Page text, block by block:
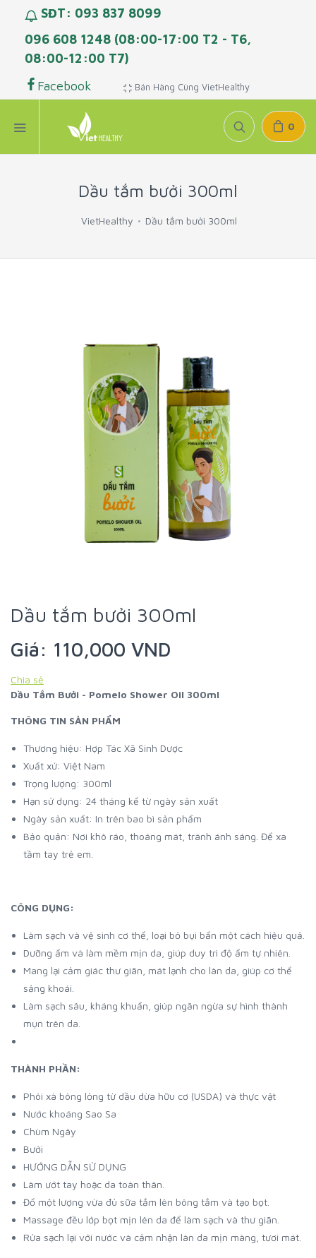
SĐT: 093 837 8099
096 608 1248 (08:00-17:00 T2 - T6,
08:00-12:00 T7)
Facebook
Bán Hàng Cùng VietHealthy
0
Dầu tắm bưởi 300ml
VietHealthy Dầu tắm bưởi 300ml
Dầu tắm bưởi 300ml
Giá: 110,000 VND
Chia sẻ
Dầu Tắm Bưởi - Pomelo Shower Oil 300ml
THÔNG TIN SẢN PHẨM
Thương hiệu: Hợp Tác Xã Sinh Dược
Xuất xứ: Việt Nam
Trọng lượng: 300ml
Hạn sử dụng: 24 tháng kể từ ngày sản xuất
Ngày sản xuất: In trên bao bì sản phẩm
Bảo quản: Nơi khô ráo, thoáng mát, tránh ánh sáng. Để xa
tầm tay trẻ em.
CÔNG DỤNG:
Làm sạch và vệ sinh cơ thể, loại bỏ bụi bẩn một cách hiệu quả.
Dưỡng ẩm và làm mềm mịn da, giúp duy trì độ ẩm tự nhiên.
Mang lại cảm giác thư giãn, mát lạnh cho làn da, giúp cơ thể
sảng khoái.
Làm sạch sâu, kháng khuẩn, giúp ngăn ngừa sự hình thành
mụn trên da.
THÀNH PHẦN:
Phôi xà bông lỏng từ dầu dừa hữu cơ (USDA) và thực vật
Nước khoáng Sao Sa
Chùm Ngây
Bưởi
HƯỚNG DẪN SỬ DỤNG
Làm ướt tay hoặc da toàn thân.
Đổ một lượng vừa đủ sữa tắm lên bông tắm và tạo bọt.
Massage đều lớp bọt mịn lên da để làm sạch và thư giãn.
Rửa sạch lại với nước và cảm nhận làn da mịn màng, tươi mát.